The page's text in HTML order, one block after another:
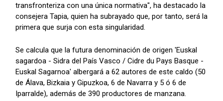
transfronteriza con una única normativa", ha destacado la
consejera Tapia, quien ha subrayado que, por tanto, será la
primera que surja con esta singularidad.
Se calcula que la futura denominación de origen 'Euskal
sagardoa - Sidra del País Vasco / Cidre du Pays Basque -
Euskal Sagarnoa' albergará a 62 autores de este caldo (50
de Álava, Bizkaia y Gipuzkoa, 6 de Navarra y 5 ó 6 de
Iparralde), además de 390 productores de manzana.